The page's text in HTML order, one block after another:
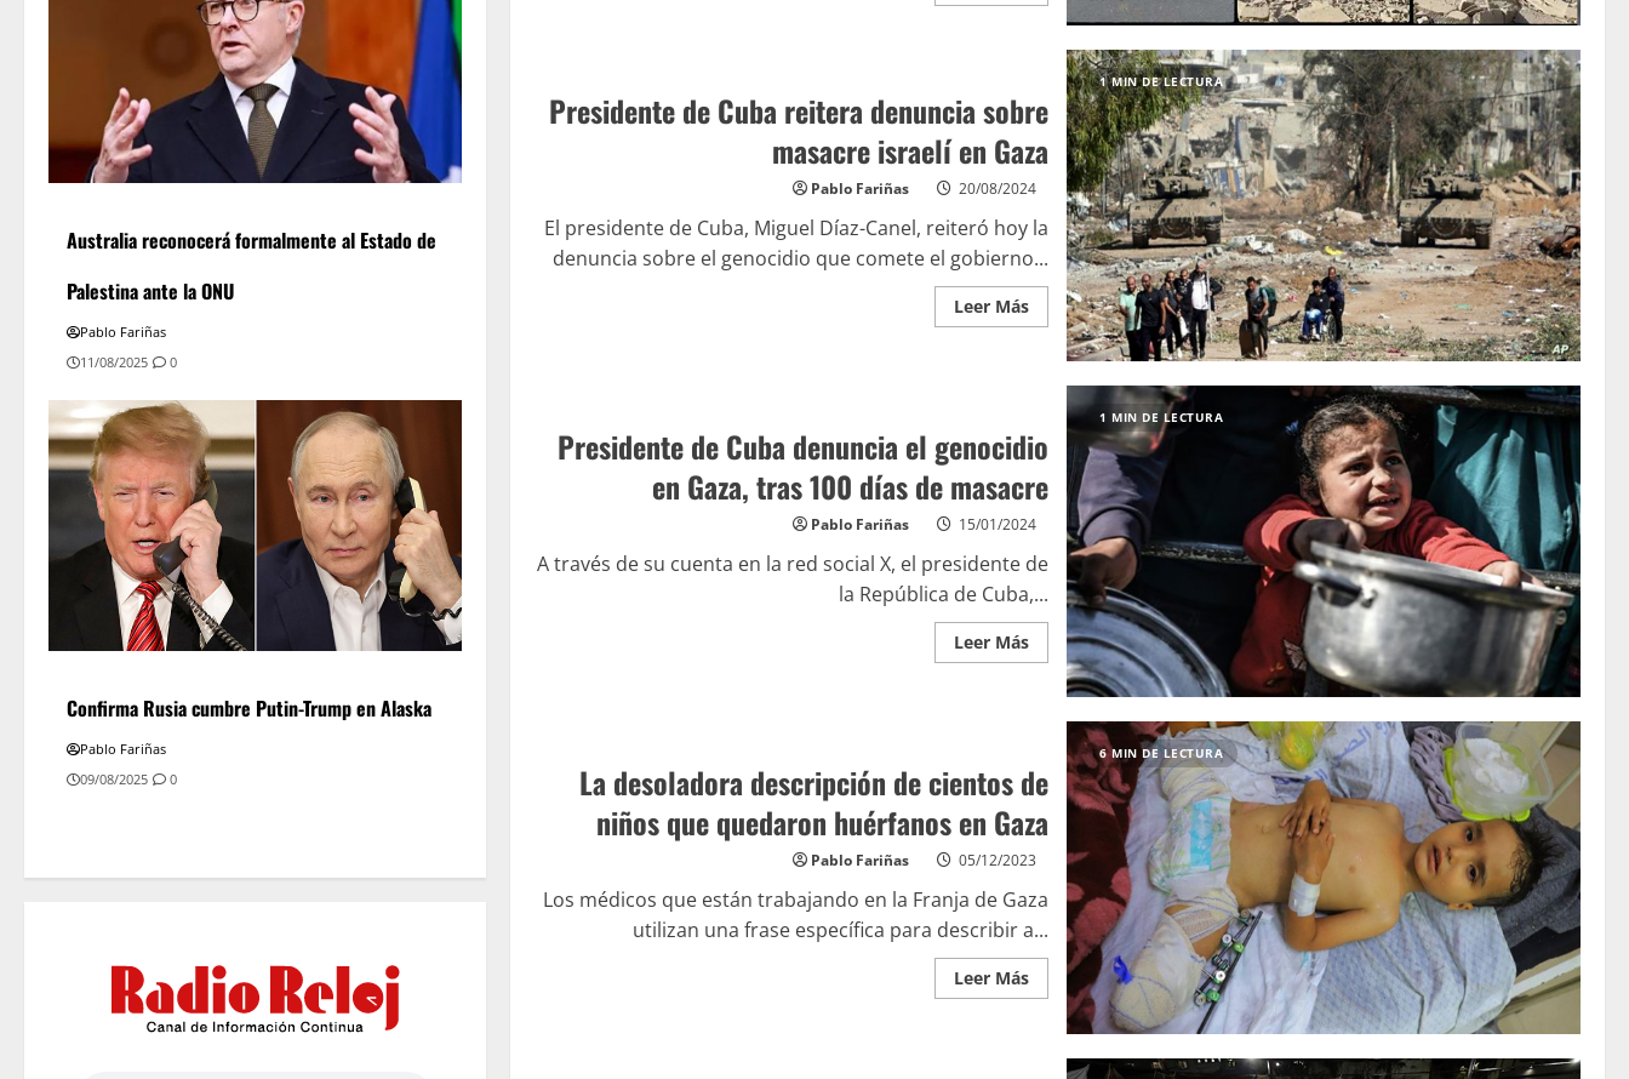
1 MIN DE LECTURA
Presidente de Cuba reitera denuncia sobre
masacre israelí en Gaza
Pablo Fariñas 20/08/2024
El presidente de Cuba, Miguel Díaz-Canel, reiteró hoy la
denuncia sobre el genocidio que comete el gobierno...
Leer Más
1 MIN DE LECTURA
Presidente de Cuba denuncia el genocidio
en Gaza, tras 100 días de masacre
Pablo Fariñas 15/01/2024
A través de su cuenta en la red social X, el presidente de
la República de Cuba,...
Leer Más
6 MIN DE LECTURA
La desoladora descripción de cientos de
niños que quedaron huérfanos en Gaza
Pablo Fariñas 05/12/2023
Los médicos que están trabajando en la Franja de Gaza
utilizan una frase específica para describir a...
Leer Más
Australia reconocerá formalmente al Estado de
Palestina ante la ONU
Pablo Fariñas
11/08/2025
0
Confirma Rusia cumbre Putin-Trump en Alaska
Pablo Fariñas
09/08/2025
0